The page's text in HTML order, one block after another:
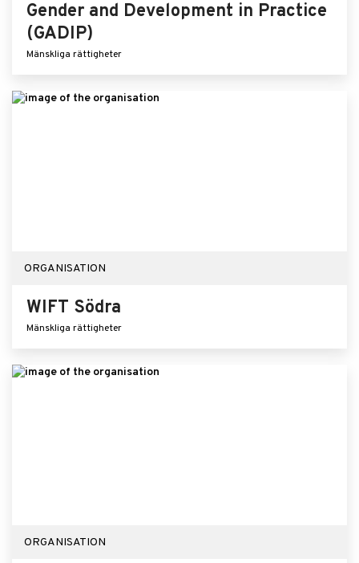
Gender and Development in Practice
(GADIP)
Mänskliga rättigheter
ORGANISATION
WIFT Södra
Mänskliga rättigheter
ORGANISATION